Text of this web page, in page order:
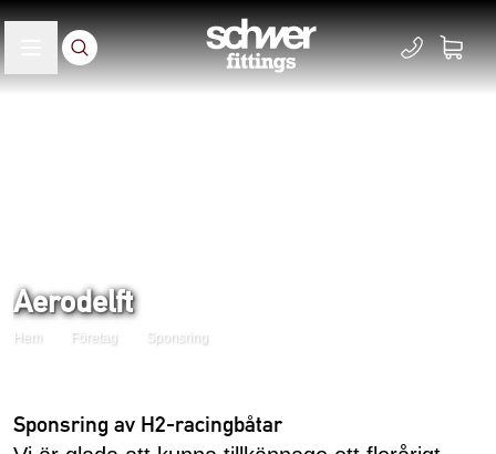
Aerodelft
Hem Företag Sponsring
Sponsring av H2-racingbåtar